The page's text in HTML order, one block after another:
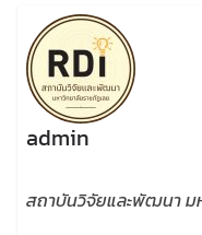
admin
สถาบันวิจัยและพัฒนา ม